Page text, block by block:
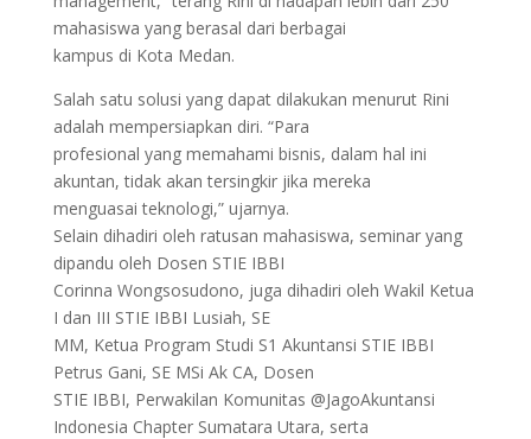
mahasiswa yang berasal dari berbagai
kampus di Kota Medan.
Salah satu solusi yang dapat dilakukan menurut Rini
adalah mempersiapkan diri. “Para
profesional yang memahami bisnis, dalam hal ini
akuntan, tidak akan tersingkir jika mereka
menguasai teknologi,” ujarnya.
Selain dihadiri oleh ratusan mahasiswa, seminar yang
dipandu oleh Dosen STIE IBBI
Corinna Wongsosudono, juga dihadiri oleh Wakil Ketua
I dan III STIE IBBI Lusiah, SE
MM, Ketua Program Studi S1 Akuntansi STIE IBBI
Petrus Gani, SE MSi Ak CA, Dosen
STIE IBBI, Perwakilan Komunitas @JagoAkuntansi
Indonesia Chapter Sumatara Utara, serta